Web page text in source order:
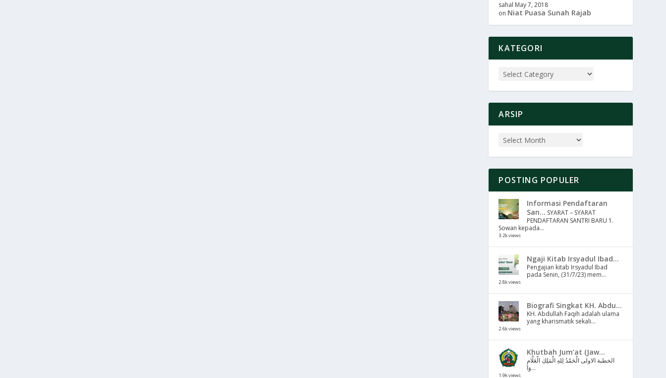
sahal May 7, 2018
on Niat Puasa Sunah Rajab
KATEGORI
ARSIP
POSTING POPULER
Informasi Pendaftaran
San... SYARAT – SYARAT
PENDAFTARAN SANTRI BARU 1.
Sowan kepada...
3.2k views
Ngaji Kitab Irsyadul Ibad...
Pengajian kitab Irsyadul Ibad
pada Senin, (31/7/23) mem...
2.8k views
Biografi Singkat KH. Abdu...
KH. Abdullah Faqih adalah ulama
yang kharismatik sekali...
2.6k views
Khutbah Jum’at (Jaw...
الخطبة الاولى الْحَمْدُ لِلهِ الْمَلِكِ الْعَلَّامِ
وَا...
1.9k views